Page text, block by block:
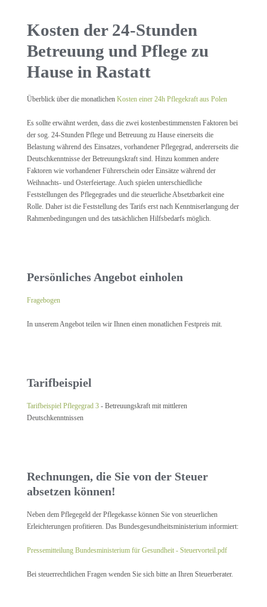
Kosten der 24-Stunden
Betreuung und Pflege zu
Hause in Rastatt
Überblick über die monatlichen Kosten einer 24h Pflegekraft aus Polen
Es sollte erwähnt werden, dass die zwei kostenbestimmensten Faktoren bei
der sog. 24-Stunden Pflege und Betreuung zu Hause einerseits die
Belastung während des Einsatzes, vorhandener Pflegegrad, andererseits die
Deutschkenntnisse der Betreuungskraft sind. Hinzu kommen andere
Faktoren wie vorhandener Führerschein oder Einsätze während der
Weihnachts- und Osterfeiertage. Auch spielen unterschiedliche
Feststellungen des Pflegegrades und die steuerliche Absetzbarkeit eine
Rolle. Daher ist die Feststellung des Tarifs erst nach Kenntniserlangung der
Rahmenbedingungen und des tatsächlichen Hilfsbedarfs möglich.
Persönliches Angebot einholen
Fragebogen
In unserem Angebot teilen wir Ihnen einen monatlichen Festpreis mit.
Tarifbeispiel
Tarifbeispiel Pflegegrad 3 - Betreuungskraft mit mittleren
Deutschkenntnissen
Rechnungen, die Sie von der Steuer
absetzen können!
Neben dem Pflegegeld der Pflegekasse können Sie von steuerlichen
Erleichterungen profitieren. Das Bundesgesundheitsministerium informiert:
Pressemitteilung Bundesministerium für Gesundheit - Steuervorteil.pdf
Bei steuerrechtlichen Fragen wenden Sie sich bitte an Ihren Steuerberater.